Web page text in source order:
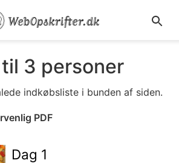
3 personer
indkøbsliste i bunden af siden.
PDF
Dag 1